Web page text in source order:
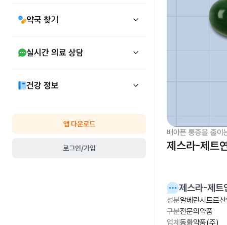
약국 찾기
실시간 의료 상담
건강 정보
앱 다운로드
로그인/가입
배아픈 통증을 줄이
제스라-제트
제스라-제트
성분알베린시트르
구분전문의약품
업체 동화약품(주)